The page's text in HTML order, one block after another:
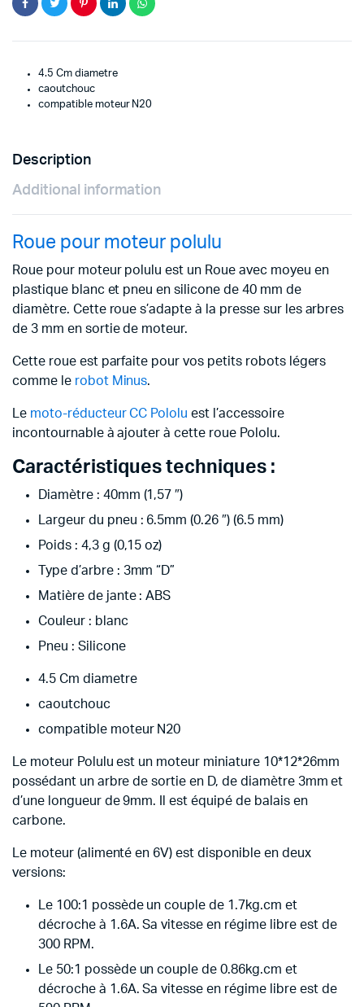
4.5 Cm diametre
caoutchouc
compatible moteur N20
Description
Additional information
Roue pour moteur polulu
Roue pour moteur polulu est un Roue avec moyeu en
plastique blanc et pneu en silicone de 40 mm de
diamètre. Cette roue s’adapte à la presse sur les arbres
de 3 mm en sortie de moteur.
Cette roue est parfaite pour vos petits robots légers
comme le robot Minus.
Le moto-réducteur CC Pololu est l’accessoire
incontournable à ajouter à cette roue Pololu.
Caractéristiques techniques :
Diamètre : 40mm (1,57 ″)
Largeur du pneu : 6.5mm (0.26 ″) (6.5 mm)
Poids : 4,3 g (0,15 oz)
Type d’arbre : 3mm “D”
Matière de jante : ABS
Couleur : blanc
Pneu : Silicone
4.5 Cm diametre
caoutchouc
compatible moteur N20
Le moteur Polulu est un moteur miniature 10*12*26mm
possédant un arbre de sortie en D, de diamètre 3mm et
d’une longueur de 9mm. Il est équipé de balais en
carbone.
Le moteur (alimenté en 6V) est disponible en deux
versions:
Le 100:1 possède un couple de 1.7kg.cm et
décroche à 1.6A. Sa vitesse en régime libre est de
300 RPM.
Le 50:1 possède un couple de 0.86kg.cm et
décroche à 1.6A. Sa vitesse en régime libre est de